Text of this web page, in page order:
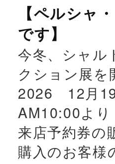
【ペルシャ
です】
今冬、シャル
クション展
2026 12月19
AM10:00よ
来店予約券の
購入のお客様